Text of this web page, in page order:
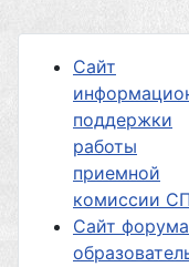
Сайт
поддержки
работы
приемной
комиссии
Сайт форума